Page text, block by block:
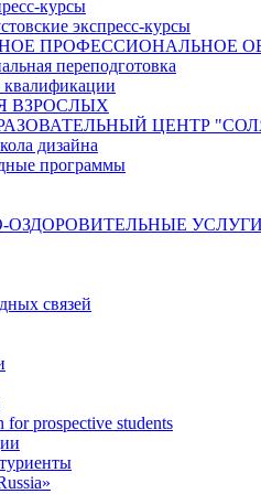
курсы
экспресс-курсы
ПРОФЕССИОНАЛЬНОЕ
переподготовка
ВЗРОСЛЫХ
ЦЕНТР
дизайна
программы
ОЗДОРОВИТЕЛЬНЫЕ УСЛУГИ
связей
for prospective students